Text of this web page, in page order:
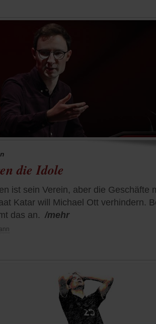
die Idole
ist sein Verein, aber die Geschäfte
Katar will Michael Ott verhindern.
das an. /mehr